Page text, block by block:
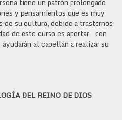
tiene un patrón prolongado
y pensamientos que es muy
su cultura, debido a trastornos
de este curso es aportar con
al capellán a realizar su
DEL REINO DE DIOS